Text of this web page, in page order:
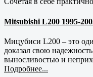
Mitsubishi L200 1995-
Мицубиси L200 – это
доказал свою
выносливостью и
Подробнее...